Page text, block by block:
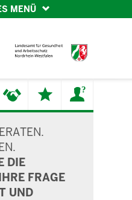
MENÜ
DIE
FRAGE
UND